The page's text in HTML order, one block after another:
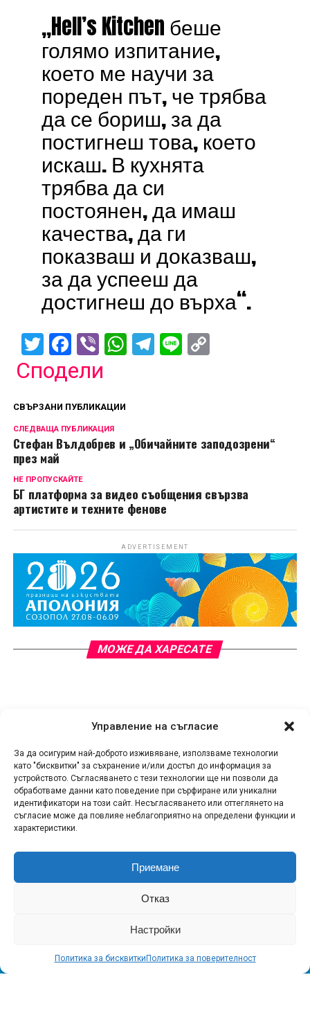
Управление на съгласие
За да осигурим най-доброто изживяване, използваме технологии
като "бисквитки" за съхранение и/или достъп до информация за
устройството. Съгласяването с тези технологии ще ни позволи да
обработваме данни като поведение при сърфиране или уникални
идентификатори на този сайт. Несъгласяването или оттеглянето на
съгласие може да повлияе неблагоприятно на определени функции и
характеристики.
Приемане
Отказ
Настройки
Политика за бисквитки Политика за поверителност
„Hell’s Kitchen беше
голямо изпитание,
което ме научи за
пореден път, че трябва
да се бориш, за да
постигнеш това, което
искаш. В кухнята
трябва да си
постоянен, да имаш
качества, да ги
показваш и доказваш,
за да успееш да
достигнеш до върха“.
Twitter
Facebook
ViberWhatsApp
Telegram
LineCopy
Сподели
СВЪРЗАНИ ПУБЛИКАЦИИ
СЛЕДВАЩА ПУБЛИКАЦИЯ
Стефан Вълдобрев и „Обичайните заподозрени“
през май
НЕ ПРОПУСКАЙТЕ
БГ платформа за видео съобщения свързва
артистите и техните фенове
ADVERTISEMENT
МОЖЕ ДА ХАРЕСАТЕ
„Ахинора“ на Аполония 2026 в
Созопол
Публикувано преди 11 часана 07.08.2026
От МИКА